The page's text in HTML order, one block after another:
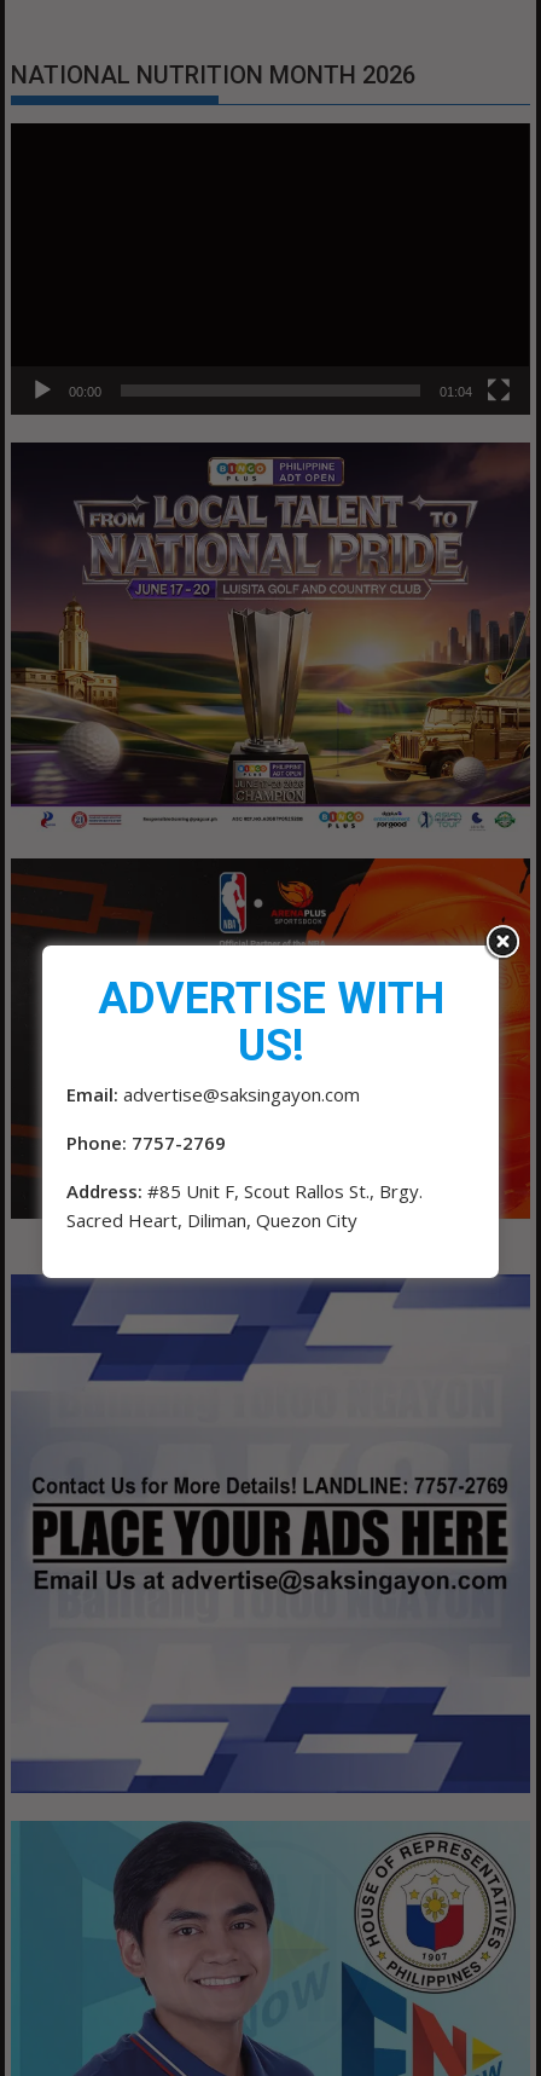
NATIONAL NUTRITION MONTH 2026
00:00 01:04
ADVERTISE WITH
US!
Email: advertise@saksingayon.com
Phone: 7757-2769
Address: #85 Unit F, Scout Rallos St., Brgy.
Sacred Heart, Diliman, Quezon City